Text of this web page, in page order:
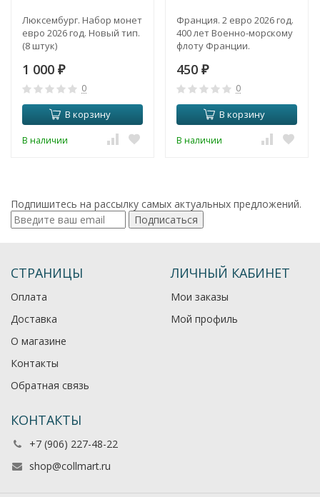
Люксембург. Набор монет
евро 2026 год. Новый тип.
(8 штук)
1 000 ₽
0
В корзину
В наличии
Франция. 2 евро 2026 год.
400 лет Военно-морскому
флоту Франции.
450 ₽
0
В корзину
В наличии
Подпишитесь на рассылку самых актуальных предложений.
Подписаться
СТРАНИЦЫ
Оплата
Доставка
О магазине
Контакты
Обратная связь
ЛИЧНЫЙ КАБИНЕТ
Мои заказы
Мой профиль
КОНТАКТЫ
+7 (906) 227-48-22
shop@collmart.ru